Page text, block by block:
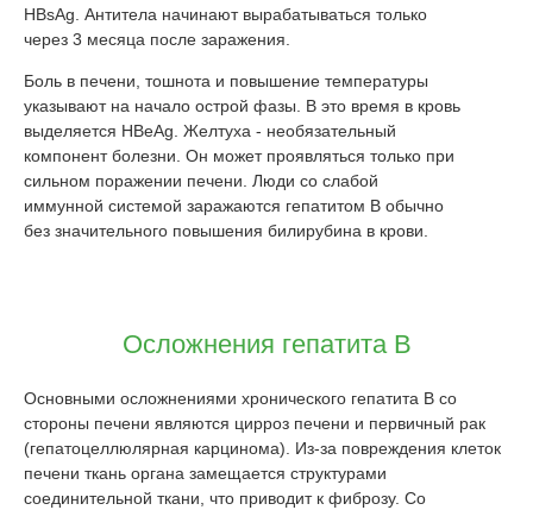
HBsAg. Антитела начинают вырабатываться только
через 3 месяца после заражения.
Боль в печени, тошнота и повышение температуры
указывают на начало острой фазы. В это время в кровь
выделяется HBeAg. Желтуха - необязательный
компонент болезни. Он может проявляться только при
сильном поражении печени. Люди со слабой
иммунной системой заражаются гепатитом B обычно
без значительного повышения билирубина в крови.
Осложнения гепатита В
Основными осложнениями хронического гепатита B со
стороны печени являются цирроз печени и первичный рак
(гепатоцеллюлярная карцинома). Из-за повреждения клеток
печени ткань органа замещается структурами
соединительной ткани, что приводит к фиброзу. Со